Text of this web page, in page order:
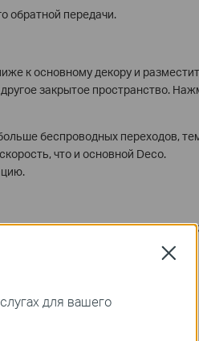
обратной передачи.
к основному декору и
закрытое пространство.
беспроводных переходов,
что и основной Deco.
должна быть одинаковой.
для вашего
Close